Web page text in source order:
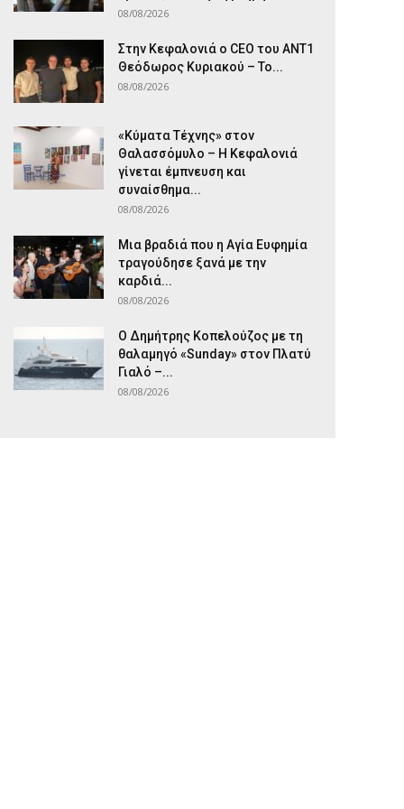
08/08/2026
Στην Κεφαλονιά ο CEO του ANT1
Θεόδωρος Κυριακού – Το...
08/08/2026
«Κύματα Τέχνης» στον
Θαλασσόμυλο – Η Κεφαλονιά
γίνεται έμπνευση και
συναίσθημα...
08/08/2026
Μια βραδιά που η Αγία Ευφημία
τραγούδησε ξανά με την
καρδιά...
08/08/2026
Ο Δημήτρης Κοπελούζος με τη
θαλαμηγό «Sunday» στον Πλατύ
Γιαλό –...
08/08/2026